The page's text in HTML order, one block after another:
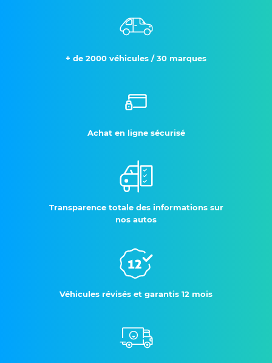
+ de 2000 véhicules / 30 marques
Achat en ligne sécurisé
Transparence totale des informations sur
nos autos
Véhicules révisés et garantis 12 mois